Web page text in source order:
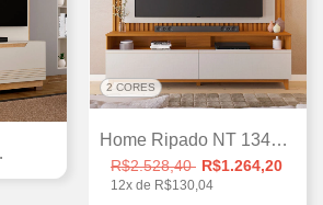
2 CORES
Home Ripado NT 1340 para tvs até 60
R$2.528,40 R$1.264,20
12x de R$130,04